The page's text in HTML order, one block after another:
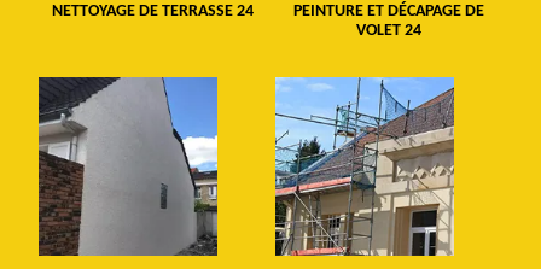
NETTOYAGE DE TERRASSE 24
PEINTURE ET DÉCAPAGE DE
VOLET 24